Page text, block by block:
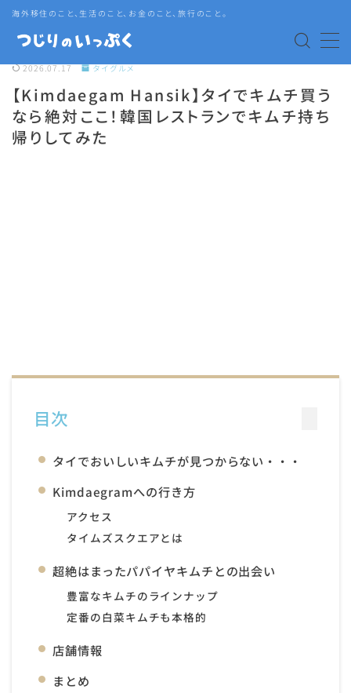
海外移住のこと、生活のこと、お金のこと、旅行のこと。
MENU
海外赴任・帯同
2026.07.17 タイグルメ
【Kimdaegam Hansik】タイでキムチ買う
なら絶対ここ！韓国レストランでキムチ持ち
帰りしてみた
目次
タイでおいしいキムチが見つからない・・・
Kimdaegramへの行き方
アクセス
タイムズスクエアとは
超絶はまったパパイヤキムチとの出会い
豊富なキムチのラインナップ
定番の白菜キムチも本格的
店舗情報
まとめ